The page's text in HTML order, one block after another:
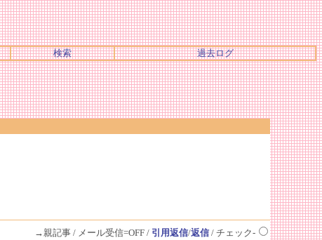
検索 過去ログ
→親記事 / メール受信=OFF / 引用返信/返信/ チェック-